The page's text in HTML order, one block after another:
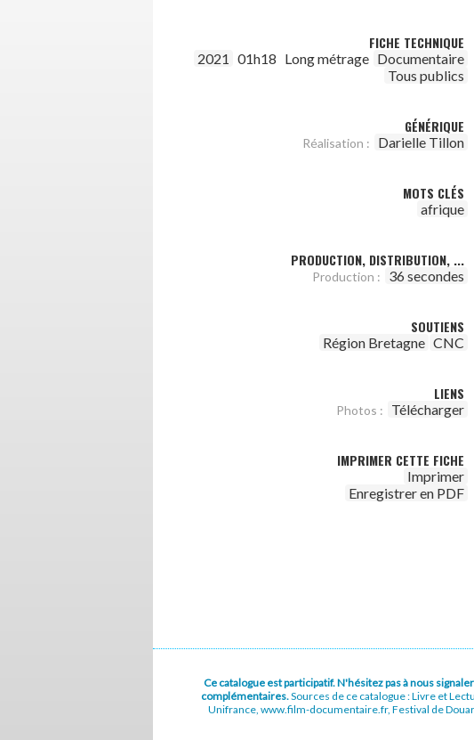
FICHE TECHNIQUE
2021 01h18 Long métrage Documentaire
Tous publics
GÉNÉRIQUE
Réalisation : Darielle Tillon
MOTS CLÉS
afrique
PRODUCTION, DISTRIBUTION, ...
Production : 36 secondes
SOUTIENS
Région Bretagne CNC
LIENS
Photos : Télécharger
IMPRIMER CETTE FICHE
Imprimer
Enregistrer en PDF
Ce catalogue est participatif. N'hésitez pas à nous
complémentaires.Sources de ce catalogue : Livre et
Unifrance, www.film-documentaire.fr, Festival de